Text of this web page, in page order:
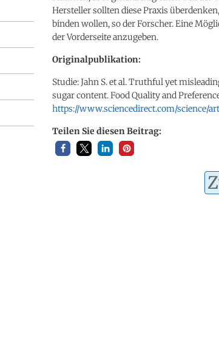
Hersteller sollten diese Praxis
binden wollen, so der Forscher. Eine
der Vorderseite anzugeben.
Originalpublikation:
Studie: Jahn S. et al. Truthful yet
sugar content. Food Quality and
https://www.sciencedirect.com/science/
Teilen Sie diesen Beitrag: